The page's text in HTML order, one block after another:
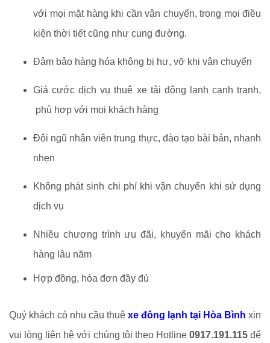
với mọi mặt hàng khi cần vận chuyển, trong mọi điều
kiện thời tiết cũng như cung đường.
Đảm bảo hàng hóa không bị hư, vỡ khi vận chuyển
Giá cước dịch vụ thuê xe tải đông lạnh cạnh tranh,
phù hợp với mọi khách hàng
Đội ngũ nhân viên trung thực, đào tạo bài bản, nhanh
nhẹn
Không phát sinh chi phí khi vận chuyển khi sử dụng
dịch vụ
Nhiều chương trình ưu đãi, khuyến mãi cho khách
hàng lâu năm
Hợp đồng, hóa đơn đầy đủ
Quý khách có nhu cầu thuê xe đông lạnh tại Hòa Bình xin
vui lòng liên hệ với chúng tôi theo Hotline 0917.191.115để